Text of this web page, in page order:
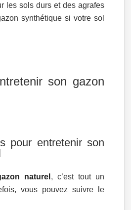
les sols durs et des agrafes
synthétique si votre sol
son gazon
pour entretenir son
naturel , c’est tout un
vous pouvez suivre le